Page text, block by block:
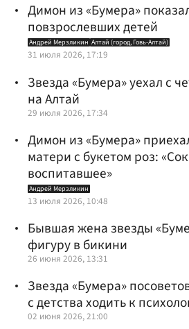
Димон из «Бумера»
повзрослевших детей
Андрей Мерзликин Алтай (город, Говь-Алтай)
31 июля 2026, 17:19
Звезда «Бумера» уехал с
на Алтай
29 июля 2026, 17:34
Димон из «Бумера»
матери с букетом роз:
воспитавшее»
Андрей Мерзликин
13 июля 2026, 10:48
Бывшая жена звезды
фигуру в бикини
26 июня 2026, 13:31
Звезда «Бумера»
с детства ходить к
02 июня 2026, 21:00